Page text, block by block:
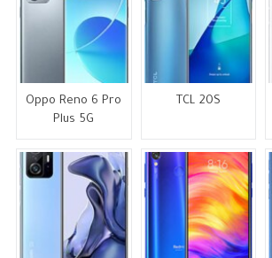
Oppo Reno 6 Pro
Plus 5G
TCL 20S